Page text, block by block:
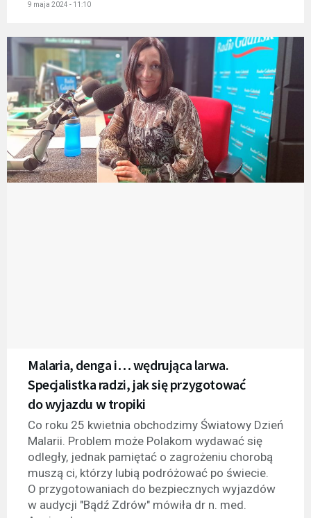
9 maja 2024 - 11:10
Malaria, denga i… wędrująca larwa.
Specjalistka radzi, jak się przygotować
do wyjazdu w tropiki
Co roku 25 kwietnia obchodzimy Światowy Dzień
Malarii. Problem może Polakom wydawać się
odległy, jednak pamiętać o zagrożeniu chorobą
muszą ci, którzy lubią podróżować po świecie.
O przygotowaniach do bezpiecznych wyjazdów
w audycji "Bądź Zdrów" mówiła dr n. med.